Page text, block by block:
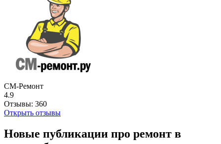
СМ-Ремонт
4.9
Отзывы: 360
Открыть отзывы
Новые публикации про ремонт в